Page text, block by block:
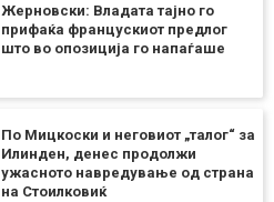
Жерновски: Владата тајно го
прифаќа францускиот предлог
што во опозиција го напаѓаше
По Мицкоски и неговиот „талог“ за
Илинден, денес продолжи
ужасното навредување од страна
на Стоилковиќ